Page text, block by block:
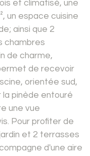
et climatisé, une
un espace cuisine
ainsi que 2
chambres
de charme,
de recevoir
orientée sud,
la pinède entouré
une vue
Pour profiter de
et 2 terrasses
d'une aire